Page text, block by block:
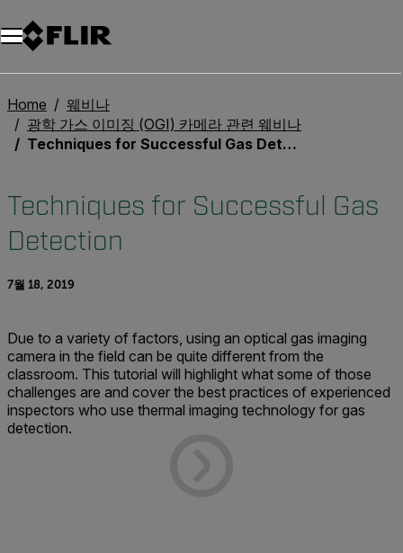
Home
웨비나
광학 가스 이미징 (OGI) 카메라 관련 웨비나
Techniques for Successful Gas Detection
Techniques for Successful Gas
Detection
7월 18, 2019
Due to a variety of factors, using an optical gas imaging
camera in the field can be quite different from the
classroom. This tutorial will highlight what some of those
challenges are and cover the best practices of experienced
inspectors who use thermal imaging technology for gas
detection.